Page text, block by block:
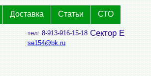
Доставка Статьи СТО
Сектор Е
тел: 8-913-916-15-18
se154@bk.ru